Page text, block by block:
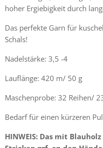
hoher Ergiebigkeit durch
Das perfekte Garn für
Schals!
Nadelstärke: 3,5 -4
Lauflänge: 420 m/ 50 g
Maschenprobe: 32 Reihen/
Bedarf für einen kürzeren
HINWEIS: Das mit